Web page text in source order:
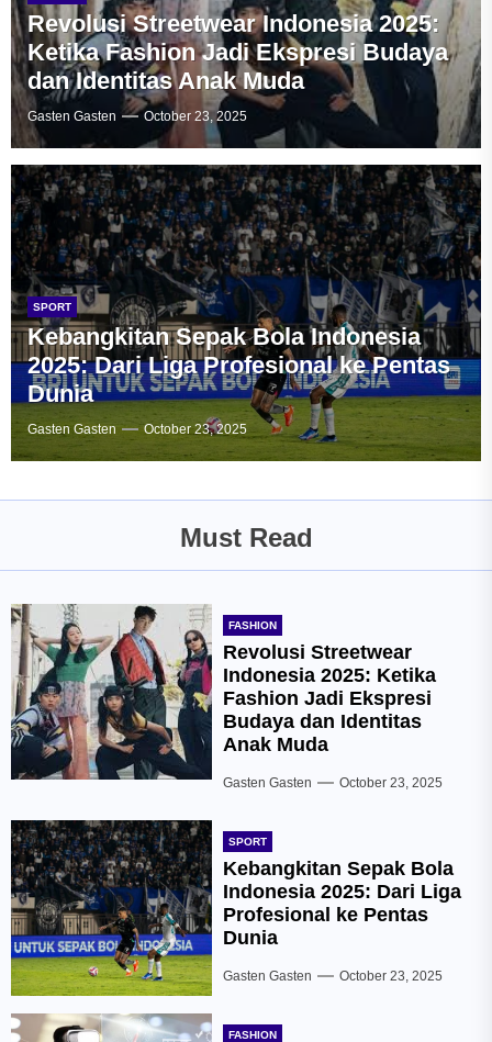
Revolusi Streetwear Indonesia 2025:
Ketika Fashion Jadi Ekspresi Budaya
dan Identitas Anak Muda
Gasten Gasten October 23, 2025
SPORT
Kebangkitan Sepak Bola Indonesia
2025: Dari Liga Profesional ke Pentas
Dunia
Gasten Gasten October 23, 2025
Must Read
FASHION
Revolusi Streetwear
Indonesia 2025: Ketika
Fashion Jadi Ekspresi
Budaya dan Identitas
Anak Muda
Gasten Gasten October 23, 2025
SPORT
Kebangkitan Sepak Bola
Indonesia 2025: Dari Liga
Profesional ke Pentas
Dunia
Gasten Gasten October 23, 2025
FASHION